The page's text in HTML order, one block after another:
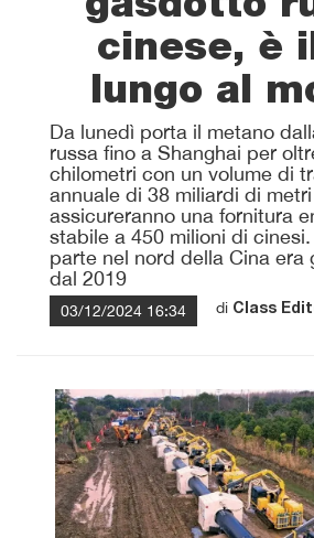
cinese, è
lungo al
Da lunedì porta il metano
russa fino a Shanghai per
chilometri con un volume di
annuale di 38 miliardi di
assicureranno una fornitura
stabile a 450 milioni di
parte nel nord della Cina era
dal 2019
03/12/2024 16:34 di Class